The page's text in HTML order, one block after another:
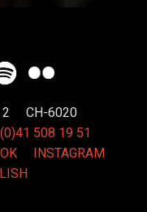
2 CH-6020
508 19 51
INSTAGRAM